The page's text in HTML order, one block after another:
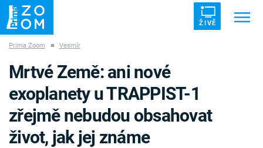
ŽIVĚ
ZÁHADY VETŘELCI DÁVNOVĚKU
Prima Zoom ■ Vesmír
Mrtvé Země: ani nové
exoplanety u TRAPPIST-1
zřejmě nebudou obsahovat
život, jak jej známe